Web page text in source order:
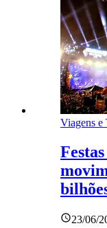
Viagens e
23/06/